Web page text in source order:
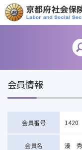
会員情報
会員番号 1420
会員名 湊 秀